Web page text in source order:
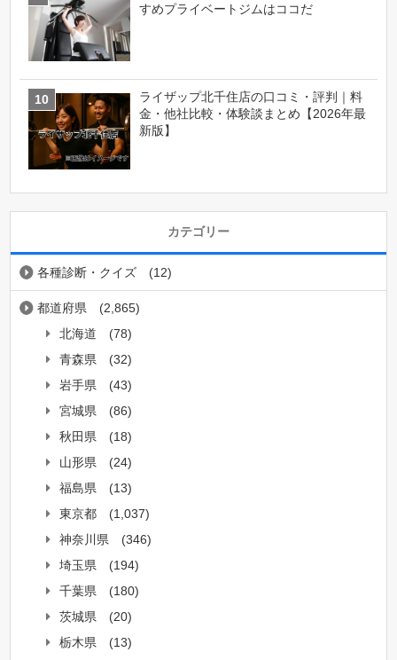
すめプライベートジムはココだ
ライザップ北千住店の口コミ・評判｜料
金・他社比較・体験談まとめ【2026年最
新版】
カテゴリー
各種診断・クイズ (12)
都道府県
(2,865)
北海道
(78)
青森県
(32)
岩手県
(43)
宮城県
(86)
秋田県
(18)
山形県
(24)
福島県
(13)
東京都
(1,037)
神奈川県
(346)
埼玉県
(194)
千葉県
(180)
茨城県
(20)
栃木県
(13)